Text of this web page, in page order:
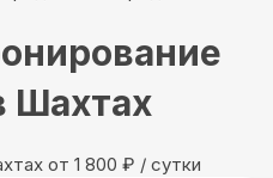
Шахтах
oт 1 800 ₽ / сутки